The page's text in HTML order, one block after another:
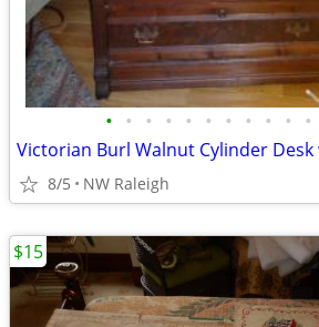
• • • • • • • • • • •
Victorian Burl Walnut Cylinder Desk
8/5 NW Raleigh
$15